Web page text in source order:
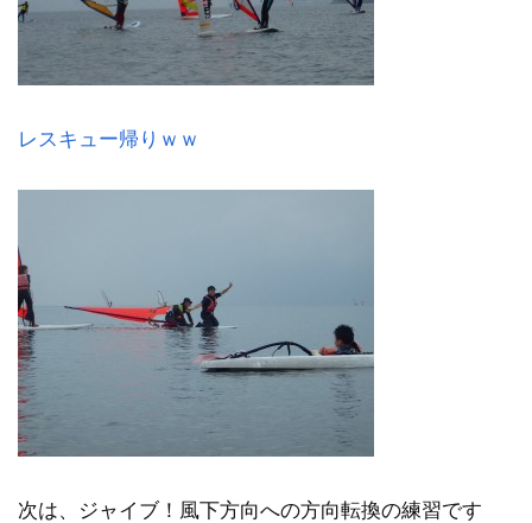
レスキュー帰りｗｗ
次は、ジャイブ！風下方向への方向転換の練習です